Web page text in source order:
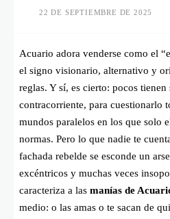
22 DE SEPTIEMBRE DE 2025
Acuario adora venderse como el
el signo visionario, alternativo y
reglas. Y sí, es cierto: pocos tienen
contracorriente, para cuestionarlo
mundos paralelos en los que solo
normas. Pero lo que nadie te
fachada rebelde se esconde un
excéntricos y muchas veces
caracteriza a las manías de
medio: o las amas o te sacan de